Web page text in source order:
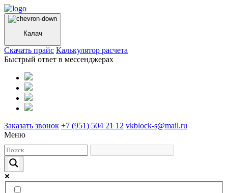
Калач
Cкачать прайс Калькулятор расчета
Быстрый ответ в мессенджерах
Заказать звонок +7 (951) 504 21 12 vkblock-s@mail.ru
Меню